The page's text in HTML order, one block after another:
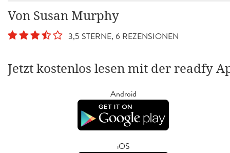
Von Susan Murphy
3,5 STERNE, 6 REZENSIONEN
Jetzt kostenlos lesen mit der readfy
Android
iOS